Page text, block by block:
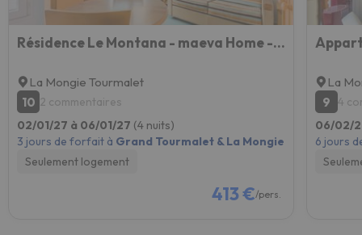
Résidence Le Montana - maeva Home - Studio 2 Personnes Confort MAE-9706
La Mongie Tourmalet
10 2 commentaires
02/01/27 à 06/01/27 (4 nuits)
3 jours de forfait à Grand Tourmalet & La Mongie
Seulement logement
413 €/pers.
La
9 4
06/02/
6 jours